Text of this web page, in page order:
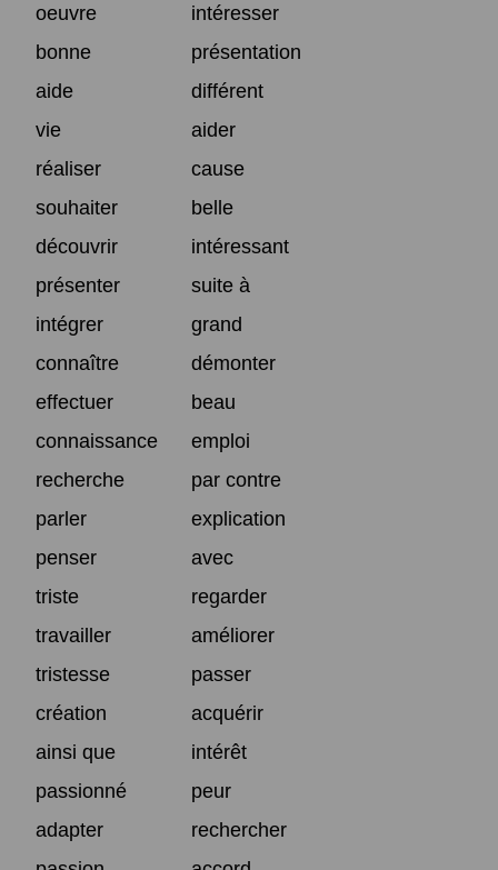
oeuvre
intéresser
bonne
présentation
aide
différent
vie
aider
réaliser
cause
souhaiter
belle
découvrir
intéressant
présenter
suite à
intégrer
grand
connaître
démonter
effectuer
beau
connaissance
emploi
recherche
par contre
parler
explication
penser
avec
triste
regarder
travailler
améliorer
tristesse
passer
création
acquérir
ainsi que
intérêt
passionné
peur
adapter
rechercher